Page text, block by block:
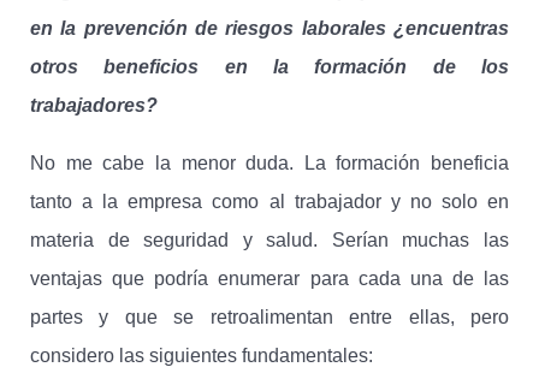
en la prevención de riesgos laborales ¿encuentras
otros beneficios en la formación de los
trabajadores?
No me cabe la menor duda. La formación beneficia
tanto a la empresa como al trabajador y no solo en
materia de seguridad y salud. Serían muchas las
ventajas que podría enumerar para cada una de las
partes y que se retroalimentan entre ellas, pero
considero las siguientes fundamentales: